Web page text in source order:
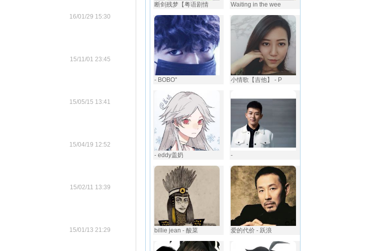
16/01/29 15:30
15/11/01 23:45
15/05/15 13:41
15/04/19 12:52
15/02/11 13:39
15/01/13 21:29
断剑残梦【粤语剧情 Waiting in the wee
- BOBO° 小情歌【吉他】 - P
- eddy盖奶 -
billie jean - 酸菜 爱的代价 - 跃浪